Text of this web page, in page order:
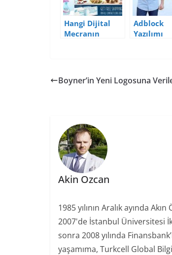
Hangi Dijital
Mecranın
Veriyor?
Adblock
Yazılımı
Boyner’in Yeni Logosuna
Akin Ozcan
1985 yılının Aralık ayında
2007'de İstanbul Üniversitesi
sonra 2008 yılında
yaşamıma, Turkcell Global